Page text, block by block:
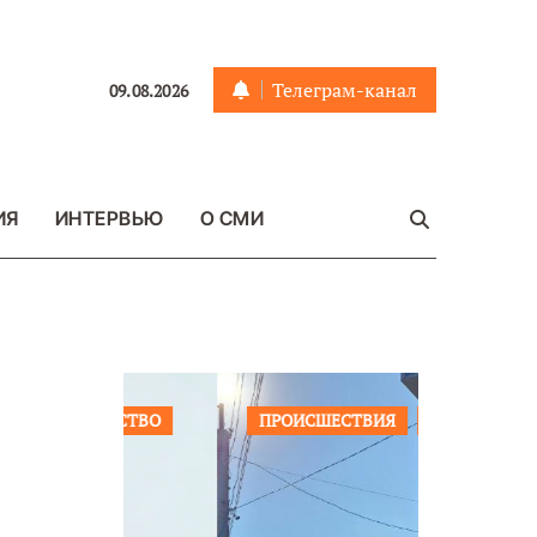
09.08.2026 Телеграм-канал
ИНТЕРВЬЮ О СМИ
ПРОИСШЕСТВИЯ ФОТО